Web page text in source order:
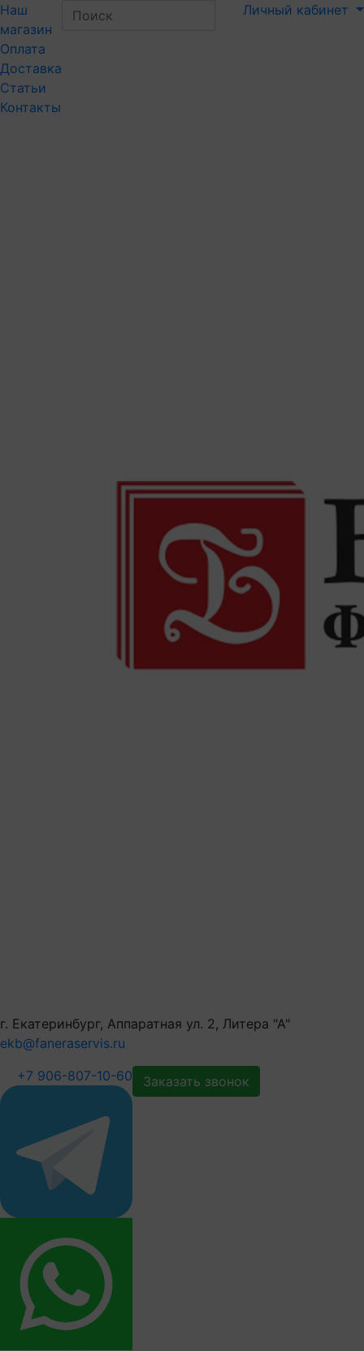
Наш
магазин
Оплата
Доставка
Статьи
Контакты
Личный кабинет
г. Екатеринбург, Аппаратная ул. 2, Литера "А"
ekb@faneraservis.ru
+7 906-807-10-60
Заказать звонок